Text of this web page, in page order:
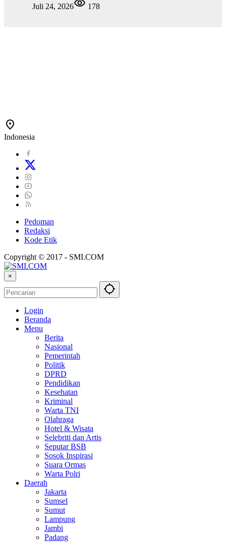
Juli 24, 2026
178
Indonesia
Pedoman
Redaksi
Kode Etik
Copyright © 2017 - SMI.COM
×
Login
Beranda
Menu
Berita
Nasional
Pemerintah
Politik
DPRD
Pendidikan
Kesehatan
Kriminal
Warta TNI
Olahraga
Hotel & Wisata
Selebriti dan Artis
Seputar BSB
Sosok Inspirasi
Suara Ormas
Warta Polri
Daerah
Jakarta
Sumsel
Sumut
Lampung
Jambi
Padang